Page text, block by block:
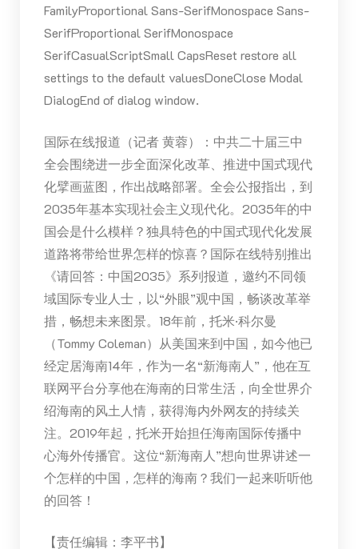
FamilyProportional Sans-SerifMonospace Sans-
SerifProportional SerifMonospace
SerifCasualScriptSmall CapsReset restore all
settings to the default valuesDoneClose Modal
DialogEnd of dialog window.
国际在线报道（记者 黄蓉）：中共二十届三中
全会围绕进一步全面深化改革、推进中国式现代
化擘画蓝图，作出战略部署。全会公报指出，到
2035年基本实现社会主义现代化。2035年的中
国会是什么模样？独具特色的中国式现代化发展
道路将带给世界怎样的惊喜？国际在线特别推出
《请回答：中国2035》系列报道，邀约不同领
域国际专业人士，以“外眼”观中国，畅谈改革举
措，畅想未来图景。18年前，托米·科尔曼
（Tommy Coleman）从美国来到中国，如今他已
经定居海南14年，作为一名“新海南人”，他在互
联网平台分享他在海南的日常生活，向全世界介
绍海南的风土人情，获得海内外网友的持续关
注。2019年起，托米开始担任海南国际传播中
心海外传播官。这位“新海南人”想向世界讲述一
个怎样的中国，怎样的海南？我们一起来听听他
的回答！
【责任编辑：李平书】